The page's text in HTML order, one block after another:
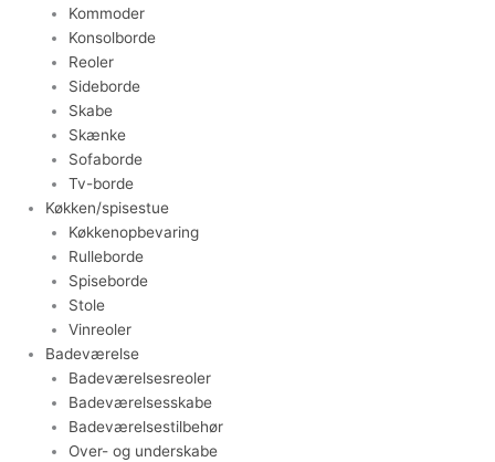
Kommoder
Konsolborde
Reoler
Sideborde
Skabe
Skænke
Sofaborde
Tv-borde
Køkken/spisestue
Køkkenopbevaring
Rulleborde
Spiseborde
Stole
Vinreoler
Badeværelse
Badeværelsesreoler
Badeværelsesskabe
Badeværelsestilbehør
Over- og underskabe